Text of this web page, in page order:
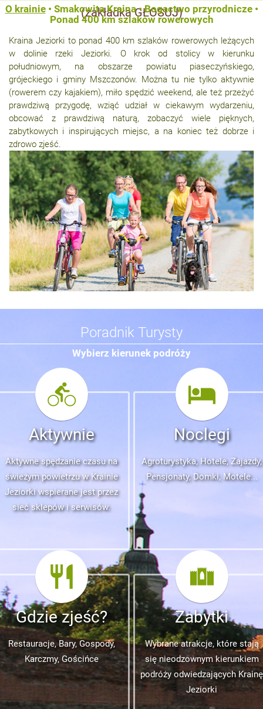
(zakładka GŁOSUJ)
O krainie• Smakowita Kraina•Bogactwo przyrodnicze•
Ponad 400 km szlaków rowerowych
Kraina Jeziorki to ponad 400 km szlaków rowerowych leżących
w dolinie rzeki Jeziorki. O krok od stolicy w kierunku
południowym, na obszarze powiatu piaseczyńskiego,
grójeckiego i gminy Mszczonów. Można tu nie tylko aktywnie
(rowerem czy kajakiem), miło spędzić weekend, ale też przeżyć
prawdziwą przygodę, wziąć udział w ciekawym wydarzeniu,
obcować z prawdziwą naturą, zobaczyć wiele pięknych,
zabytkowych i inspirujących miejsc, a na koniec też dobrze i
zdrowo zjeść.
Poradnik Turysty
Wybierz kierunek podróży
Aktywnie
Aktywne spędzanie czasu na
świeżym powietrzu w Krainie
Jeziorki wspierane jest przez
sieć sklepów i serwisów.
Noclegi
Agroturystyka, Hotele, Zajazdy,
Pensjonaty, Domki, Motele...
Gdzie zjeść?
Restauracje, Bary, Gospody,
Karczmy, Gościńce
Zabytki
Wybrane atrakcje, które stają
się nieodzownym kierunkiem
podróży odwiedzających Krainę
Jeziorki